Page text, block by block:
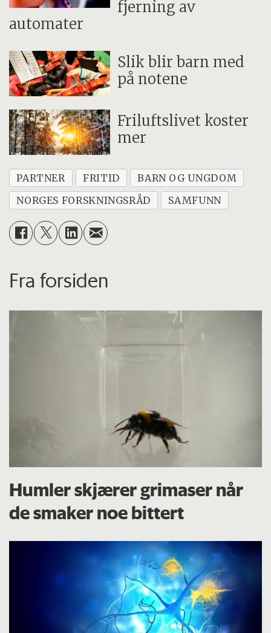
fjerning av
automater
Slik blir barn med
på notene
Friluftslivet koster
mer
PARTNER FRITID
BARN OG UNGDOM
NORGES FORSKNINGSRÅD
SAMFUNN
Fra forsiden
Humler skjærer grimaser når
de smaker noe bittert